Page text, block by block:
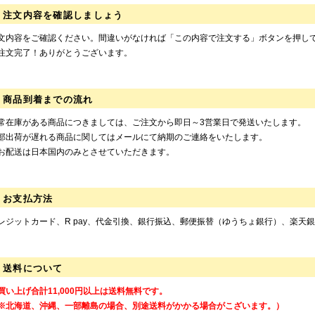
注文内容を確認しましょう
内容をご確認ください。間違いがなければ「この内容で注文する」ボタンを押し
文完了！ありがとうございます。
商品到着までの流れ
在庫がある商品につきましては、ご注文から即日～3営業日で発送いたします。
出荷が遅れる商品に関してはメールにて納期のご連絡をいたします。
配送は日本国内のみとさせていただきます。
お支払方法
ジットカード、R pay、代金引換、銀行振込、郵便振替（ゆうちょ銀行）、楽天
送料について
い上げ合計11,000円以上は送料無料です。
北海道、沖縄、一部離島の場合、別途送料がかかる場合がこざいます。）